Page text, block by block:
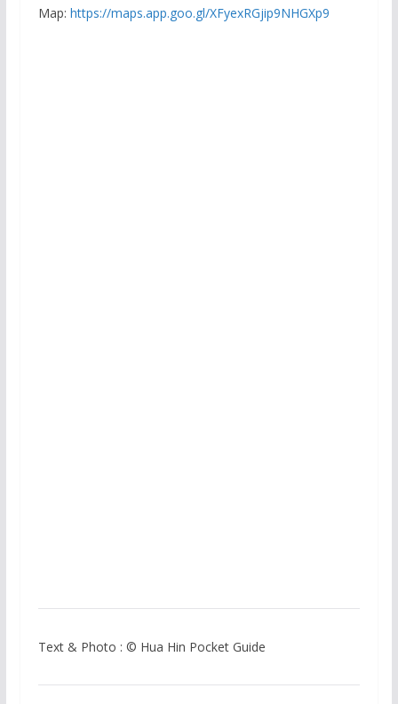
Map: https://maps.app.goo.gl/XFyexRGjip9NHGXp9
Text & Photo : © Hua Hin Pocket Guide